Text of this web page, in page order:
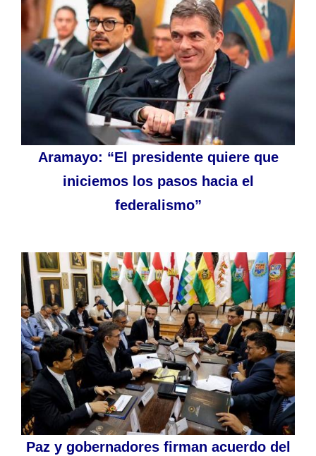
Aramayo: “El presidente quiere que
iniciemos los pasos hacia el
federalismo”
Paz y gobernadores firman acuerdo del